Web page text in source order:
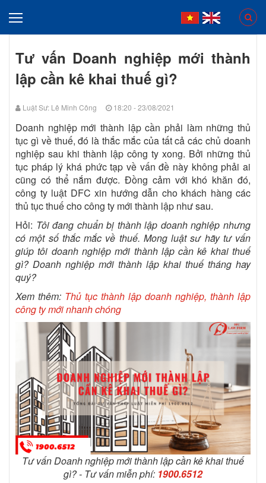
Tư vấn Doanh nghiệp mới thành
lập cần kê khai thuế gì?
Luật Sư: Lê Minh Công 18:20 - 23/08/2021
Doanh nghiệp mới thành lập cần phải làm những thủ
tục gì về thuế, đó là thắc mắc của tất cả các chủ doanh
nghiệp sau khi thành lập công ty xong. Bởi những thủ
tục pháp lý khá phức tạp về vấn đề này không phải ai
cũng có thể nắm được. Đồng cảm với khó khăn đó,
công ty luật DFC xin hướng dẫn cho khách hàng các
thủ tục thuế cho công ty mới thành lập như sau.
Hỏi: Tôi đang chuẩn bị thành lập doanh nghiệp nhưng
có một số thắc mắc về thuế. Mong luật sư hãy tư vấn
giúp tôi doanh nghiệp mới thành lập cần kê khai thuế
gì? Doanh nghiệp mới thành lập khai thuế tháng hay
quý?
Xem thêm: Thủ tục thành lập doanh nghiệp, thành lập
công ty mới nhanh chóng
Tư vấn Doanh nghiệp mới thành lập cần kê khai thuế
gì? - Tư vấn miễn phí: 1900.6512